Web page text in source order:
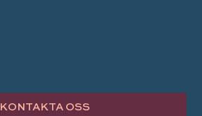
KONTAKTA OSS